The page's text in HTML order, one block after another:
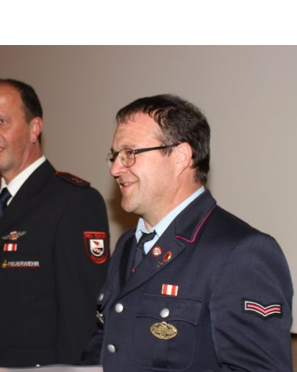
mehr Raum geben wegen Corona
die von der Corona-Krise betroffen
der Bundesregierung veröffentlichte
Konzepte und Innovationen